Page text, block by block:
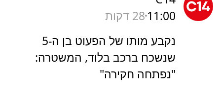
11:00 28 דקות
נקבע מותו של הפעוט בן ה-5
שנשכח ברכב בלוד, המשטרה:
"נפתחה חקירה"